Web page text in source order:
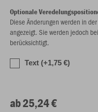
Optionale
Diese Änderungen werden in
angezeigt. Sie werden jedoch
berücksichtigt.
Text (+1,75 €)
ab 25,24 €